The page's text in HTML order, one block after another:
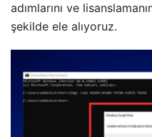
adımlarını ve
şekilde ele alıyoruz.